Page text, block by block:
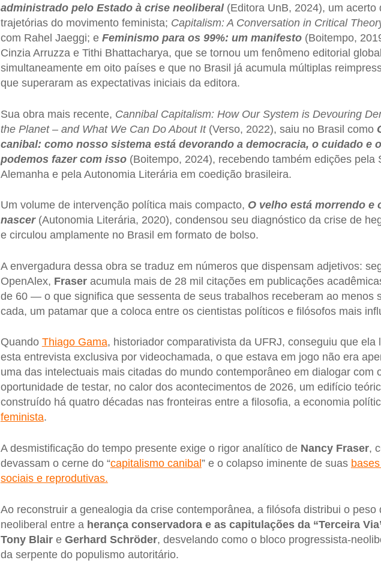
administrado pelo Estado à crise neoliberal (Editora UnB, 2024), um acerto
trajetórias do movimento feminista; Capitalism: A Conversation in Critical
com Rahel Jaeggi; e Feminismo para os 99%: um manifesto(Boitempo,
Cinzia Arruzza e Tithi Bhattacharya, que se tornou um fenômeno editorial
simultaneamente em oito países e que no Brasil já acumula múltiplas
que superaram as expectativas iniciais da editora.
Sua obra mais recente, Cannibal Capitalism: How Our System is Devouring
the Planet – and What We Can Do About It(Verso, 2022), saiu no Brasil como
canibal: como nosso sistema está devorando a democracia, o cuidado e
podemos fazer com isso(Boitempo, 2024), recebendo também edições pela
Alemanha e pela Autonomia Literária em coedição brasileira.
Um volume de intervenção política mais compacto, O velho está morrendo e
nascer(Autonomia Literária, 2020), condensou seu diagnóstico da crise de
e circulou amplamente no Brasil em formato de bolso.
A envergadura dessa obra se traduz em números que dispensam adjetivos:
OpenAlex, Fraseracumula mais de 28 mil citações em publicações
de 60 — o que significa que sessenta de seus trabalhos receberam ao menos
cada, um patamar que a coloca entre os cientistas políticos e filósofos mais
Quando Thiago Gama, historiador comparativista da UFRJ, conseguiu que ela
esta entrevista exclusiva por videochamada, o que estava em jogo não era
uma das intelectuais mais citadas do mundo contemporâneo em dialogar com
oportunidade de testar, no calor dos acontecimentos de 2026, um edifício
construído há quatro décadas nas fronteiras entre a filosofia, a economia
feminista.
A desmistificação do tempo presente exige o rigor analítico de Nancy Fraser,
devassam o cerne do “capitalismo canibal ” e o colapso iminente de suas
sociais e reprodutivas.
Ao reconstruir a genealogia da crise contemporânea, a filósofa distribui o peso
neoliberal entre a herança conservadora e as capitulações da “Terceira
Tony Blair eGerhard Schröder, desvelando como o bloco progressista-
da serpente do populismo autoritário.